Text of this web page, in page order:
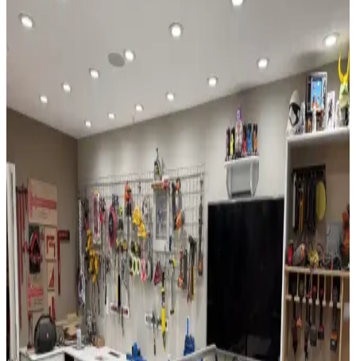
Garaj duvarları ve tavanlarının boyanması, mekânın aydınlık, temiz
ve dayanıklı olmasını sağlar. Doğru yüzey hazırlığı ve boya seçimi
ile garajınız daha kullanışlı hale gelir.
Evde Basit ve Etkili İyileştirmelerle Konfor ve Enerji
Verimliliği Artırma Yöntemleri
Evde yapılan basit iyileştirmelerle aydınlatma, yalıtım, akıllı
teknolojiler ve estetik düzenlemeler sayesinde konfor ve enerji
verimliliği artırılabilir. Bu yöntemler yaşam alanlarını daha
fonksiyonel ve estetik kılar.
Evde Tırmanma Duvarı İnşası: Malzeme, Tasarım
ve Güvenlik Detaylarıyla Pratik Rehber
Evde tırmanma duvarı inşası, huş kontrplak ve t-nut kullanımıyla
sağlamlaştırılır. Metal karkaslarda ahşap destek önerilir. LED
aydınlatma estetik katarken, güvenlik için vantilatör kaldırılır ve mat
kullanılır.
Morado (Bolivyan Gül Ağacı) ile Waterfall Ahşap
Kenar İşleme Projesi Detayları